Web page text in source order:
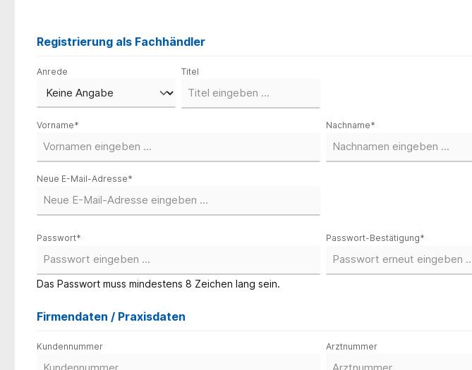
Registrierung als Fachhändler
Persönliche Informationen
Anrede Titel
Vorname* Nachname*
Neue E-Mail-Adresse*
Passwort*
Das Passwort muss mindestens 8 Zeichen lang sein.
Passwort-Bestätigung*
Firmendaten / Praxisdaten
Kundennummer Arztnummer